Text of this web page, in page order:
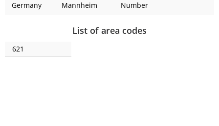
Germany Mannheim Number
List of area codes
621